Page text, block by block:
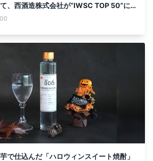
、西酒造株式会社が“IWSC TOP 50”に
、日本1位に選ばれました!!
で仕込んだ「ハロウィンスイート焼酎」